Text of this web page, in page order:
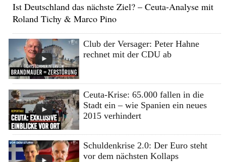
Ist Deutschland das nächste Ziel? – Ceuta-Analyse mit
Roland Tichy & Marco Pino
Club der Versager: Peter Hahne
rechnet mit der CDU ab
Ceuta-Krise: 65.000 fallen in die
Stadt ein – wie Spanien ein neues
2015 verhindert
Schuldenkrise 2.0: Der Euro steht
vor dem nächsten Kollaps